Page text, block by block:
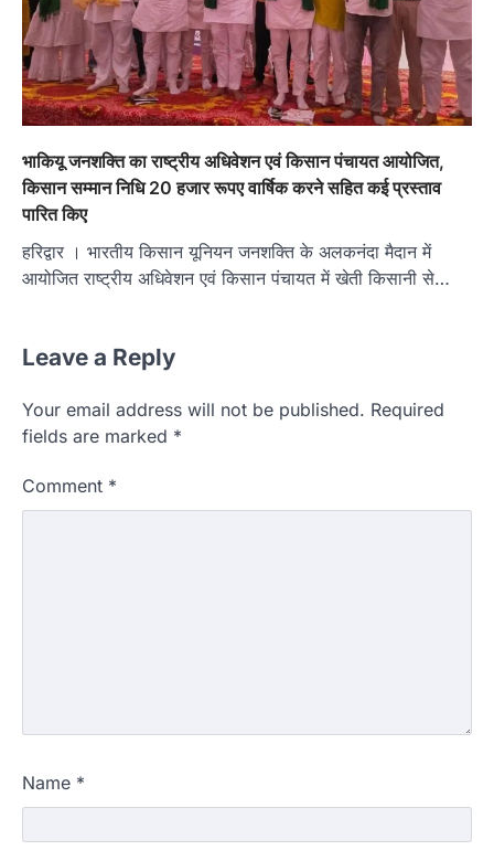
भाकियू जनशक्ति का राष्ट्रीय अधिवेशन एवं किसान पंचायत आयोजित,
किसान सम्मान निधि 20 हजार रूपए वार्षिक करने सहित कई प्रस्ताव
पारित किए
हरिद्वार । भारतीय किसान यूनियन जनशक्ति के अलकनंदा मैदान में
आयोजित राष्ट्रीय अधिवेशन एवं किसान पंचायत में खेती किसानी से…
Leave a Reply
Your email address will not be published. Required
fields are marked *
Comment *
Name *